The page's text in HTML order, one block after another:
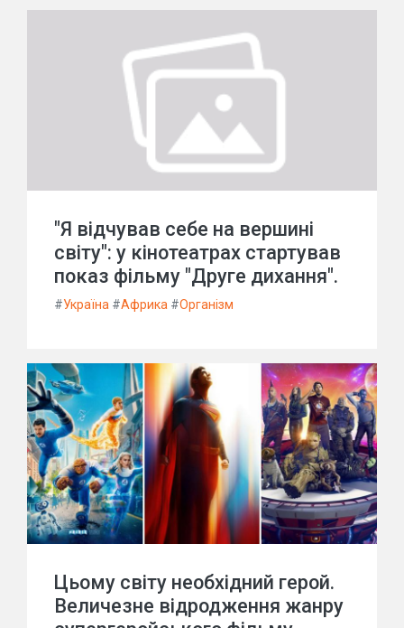
"Я відчував себе на вершині
світу": у кінотеатрах стартував
показ фільму "Друге дихання".
#Україна #Африка #Організм
Цьому світу необхідний герой.
Величезне відродження жанру